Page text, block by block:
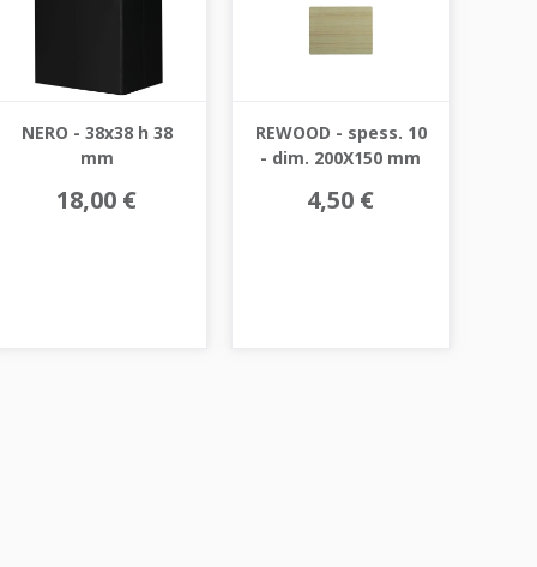
NERO - 38x38 h 38
mm
18,00 €
REWOOD - spess. 10
- dim. 200X150 mm
4,50 €